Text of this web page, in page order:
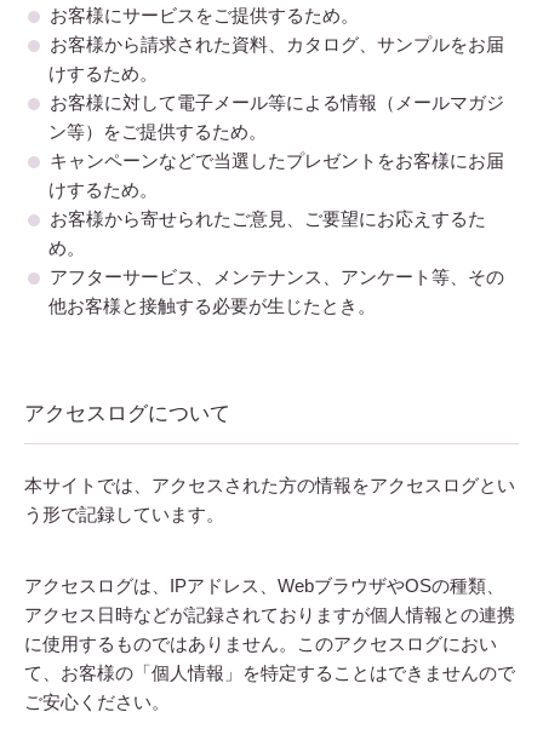
お客様にサービスをご提供するため。
お客様から請求された資料、カタログ、サンプルをお届
けするため。
お客様に対して電子メール等による情報（メールマガジ
ン等）をご提供するため。
キャンペーンなどで当選したプレゼントをお客様にお届
けするため。
お客様から寄せられたご意見、ご要望にお応えするた
め。
アフターサービス、メンテナンス、アンケート等、その
他お客様と接触する必要が生じたとき。
アクセスログについて
本サイトでは、アクセスされた方の情報をアクセスログとい
う形で記録しています。
アクセスログは、IPアドレス、WebブラウザやOSの種類、
アクセス日時などが記録されておりますが個人情報との連携
に使用するものではありません。このアクセスログにおい
て、お客様の「個人情報」を特定することはできませんので
ご安心ください。